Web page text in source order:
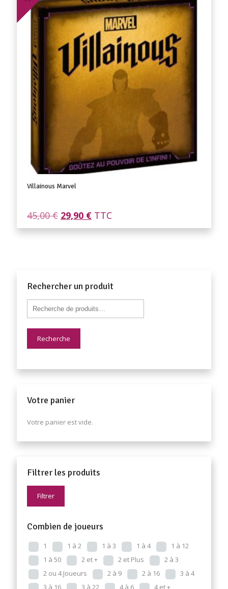
Villainous Marvel
45,00€ Le
initial
29,90 €Le
actuel
TTC
Rechercher un produit
Recherche
Votre panier
Votre panier est vide.
Filtrer les produits
Filtrer
Combien de joueurs
1 1 à 2 1 à 3 1 à 4
1 à 12
1 à 50
2 et + 2 et Plus
2 à 3
2 ou 4 Joueurs
2 à 9 2 à 16
3 à 4
3 à 16
3 à 22 4 à 6 4 et +